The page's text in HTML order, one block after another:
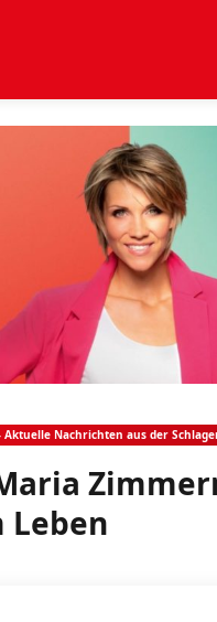
Aktuelle Nachrichten aus der